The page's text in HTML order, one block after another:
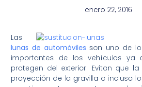
enero 22, 2016
Las
lunas de automóviles son uno de
importantes de los vehículos ya
protegen del exterior. Evitan que la
proyección de la gravilla o incluso